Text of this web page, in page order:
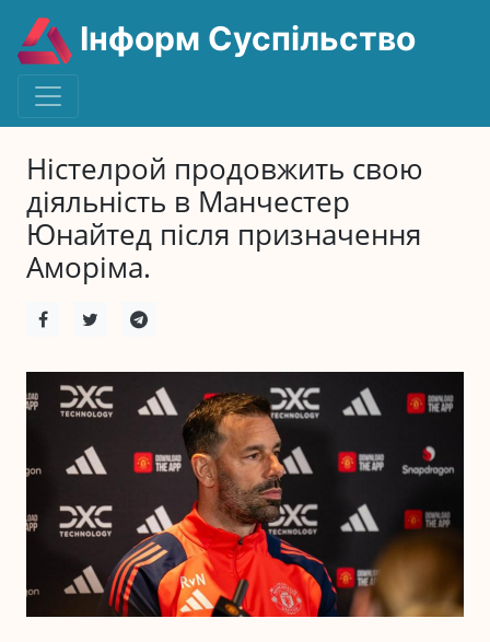
Інформ Суспільство
Ністелрой продовжить свою
діяльність в Манчестер
Юнайтед після призначення
Аморіма.